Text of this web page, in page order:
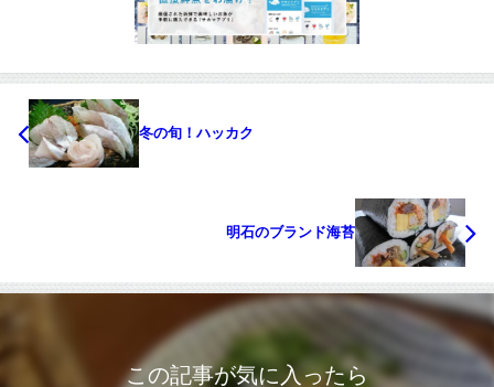
冬の旬！ハッカク
明石のブランド海苔
この記事が気に入ったら